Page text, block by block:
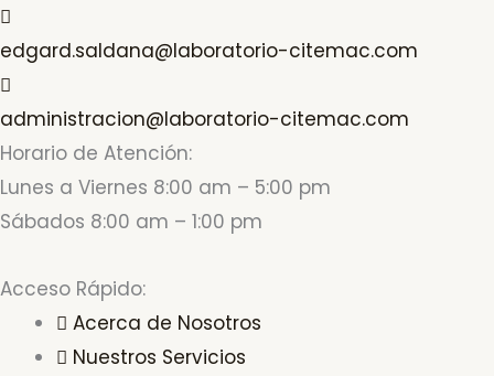
edgard.saldana@laboratorio-citemac.com
administracion@laboratorio-citemac.com
Horario de Atención:
Lunes a Viernes 8:00 am – 5:00 pm
Sábados 8:00 am – 1:00 pm
Acceso Rápido:
Acerca de Nosotros
Nuestros Servicios